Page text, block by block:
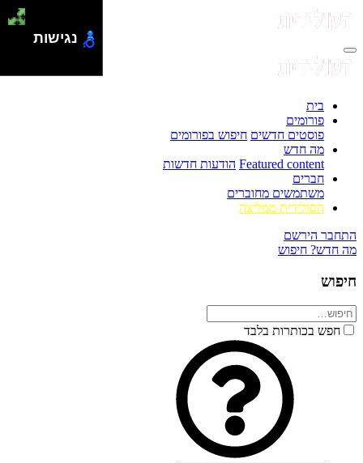
בית
פורומים
פוסטים חדשים חיפוש בפורומים
מה חדש
Featured content הודעות חדשות
חברים
משתמשים מחוברים
הסולידית ממליצה
התחבר הירשם
מה חדש? חיפוש
חיפוש
חפש בכותרות בלבד
נגישות